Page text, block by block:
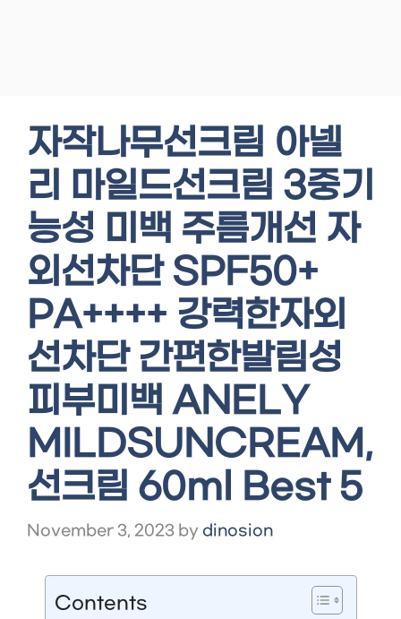
자작나무선크림 아넬
리 마일드선크림 3중기
능성 미백 주름개선 자
외선차단 SPF50+
PA++++ 강력한자외
선차단 간편한발림성
피부미백 ANELY
MILDSUNCREAM,
선크림 60ml Best 5
November 3, 2023 by dinosion
Contents